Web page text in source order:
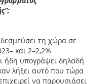
τη χώρα σε
και 2–2,2%
ήδη υπογράψει δηλαδή
λήξει αυτό που τώρα
να παρουσιάσει